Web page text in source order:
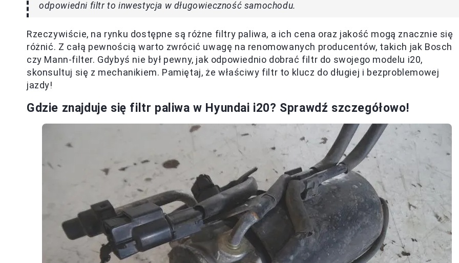
odpowiedni filtr to inwestycja w długowieczność samochodu.
Rzeczywiście, na rynku dostępne są różne filtry paliwa, a ich cena oraz jakość mogą znacznie się
różnić. Z całą pewnością warto zwrócić uwagę na renomowanych producentów, takich jak Bosch
czy Mann-filter. Gdybyś nie był pewny, jak odpowiednio dobrać filtr do swojego modelu i20,
skonsultuj się z mechanikiem. Pamiętaj, że właściwy filtr to klucz do długiej i bezproblemowej
jazdy!
Gdzie znajduje się filtr paliwa w Hyundai i20? Sprawdź szczegółowo!